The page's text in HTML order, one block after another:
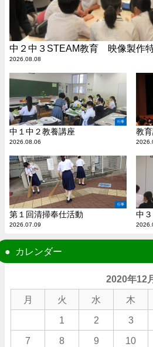
中２中３STEAM教育 映像製作
2026.08.08
行事
中１中２教養講座
2026.08.06
教
行事
第１回清掃奉仕活動
2026.07.09
中
カレンダー
2020年12
月 火 水 木
1 2 3
7 8 9 10